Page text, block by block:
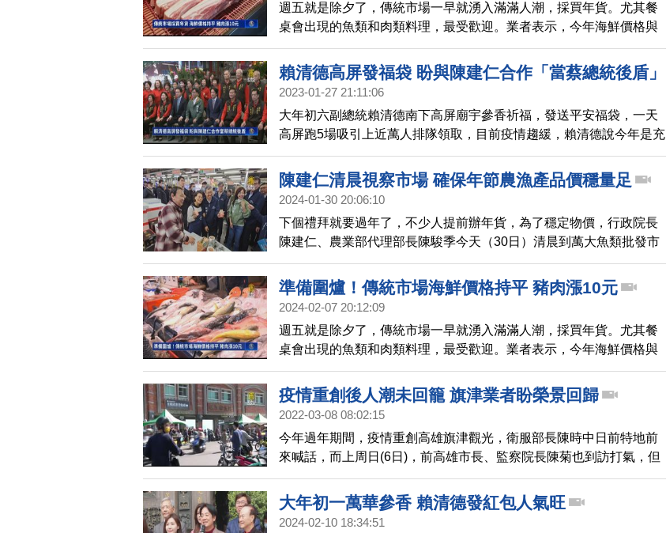
週五就是除夕了，傳統市場一早就湧入滿滿人潮，採買年貨。尤其餐
桌會出現的魚類和肉類料理，最受歡迎。業者表示，今年海鮮價格與
去年差不多；豬肉則是微幅小漲10元。
賴清德高屏發福袋 盼與陳建仁合作「當蔡總統後盾」
2023-01-27 21:11:06
大年初六副總統賴清德南下高屏廟宇參香祈福，發送平安福袋，一天
高屏跑5場吸引上近萬人排隊領取，目前疫情趨緩，賴清德說今年是充
滿希望的一年，只要大家團結合作，必能順利達成相要的目標。
陳建仁清晨視察市場 確保年節農漁產品價穩量足
2024-01-30 20:06:10
下個禮拜就要過年了，不少人提前辦年貨，為了穩定物價，行政院長
陳建仁、農業部代理部長陳駿季今天（30日）清晨到萬大魚類批發市
場、台北果菜批發市場巡視。農業部表示，過年5天加強調配蔬菜、水
果、漁產，確保年節供應量、價格穩定。
準備圍爐！傳統市場海鮮價格持平 豬肉漲10元
2024-02-07 20:12:09
週五就是除夕了，傳統市場一早就湧入滿滿人潮，採買年貨。尤其餐
桌會出現的魚類和肉類料理，最受歡迎。業者表示，今年海鮮價格與
去年差不多；豬肉則是微幅小漲10元。
疫情重創後人潮未回籠 旗津業者盼榮景回歸
2022-03-08 08:02:15
今年過年期間，疫情重創高雄旗津觀光，衛服部長陳時中日前特地前
來喊話，而上周日(6日)，前高雄市長、監察院長陳菊也到訪打氣，但
當地業者表示，目前觀光人潮仍不如以往，期待昔日榮景能早日回
歸。
大年初一萬華參香 賴清德發紅包人氣旺
2024-02-10 18:34:51